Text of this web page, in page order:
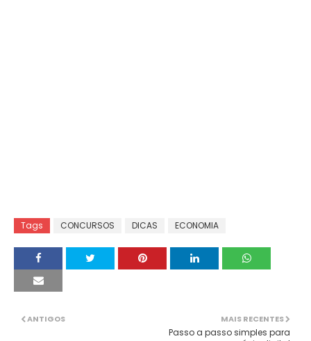
Tags CONCURSOS DICAS ECONOMIA
MAIS RECENTES
Passo a passo simples para
ANTIGOS